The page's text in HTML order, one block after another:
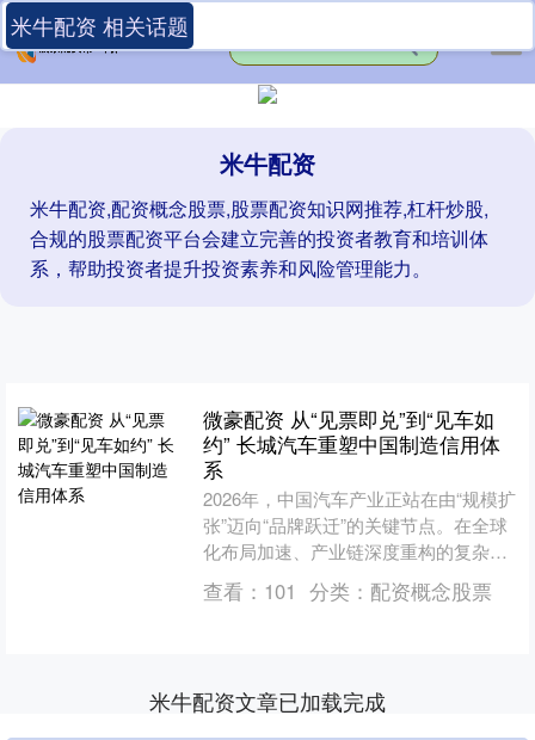
米牛配资
米牛配资,配资概念股票,股票配资知识网推荐,杠杆炒股,
合规的股票配资平台会建立完善的投资者教育和培训体
系，帮助投资者提升投资素养和风险管理能力。
米牛配资 相关话题
微豪配资 从“见票即兑”到“见车如
约” 长城汽车重塑中国制造信用体
系
2026年，中国汽车产业正站在由“规模扩
张”迈向“品牌跃迁”的关键节点。在全球
化布局加速、产业链深度重构的复杂周
期中，一个更具时代意义的问题逐渐凸
显：如何以稳定....
查看： 101 分类： 配资概念股票
米牛配资文章已加载完成